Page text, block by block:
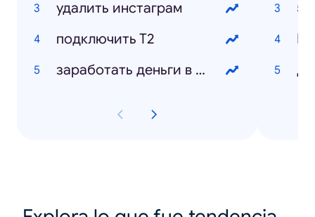
удалить инстаграм
подключить Т2
заработать деньги в интернете